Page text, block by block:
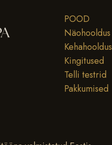
POOD
Näohooldus
Kehahooldus
Kingitused
Telli testrid
Pakkumised